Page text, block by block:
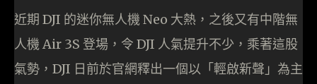
近期 DJI 的迷你無人機 Neo 大熱，之後又有中階無
人機 Air 3S 登場，令 DJI 人氣提升不少，乘著這股
氣勢，DJI 日前於官網釋出一個以「輕啟新聲」為主